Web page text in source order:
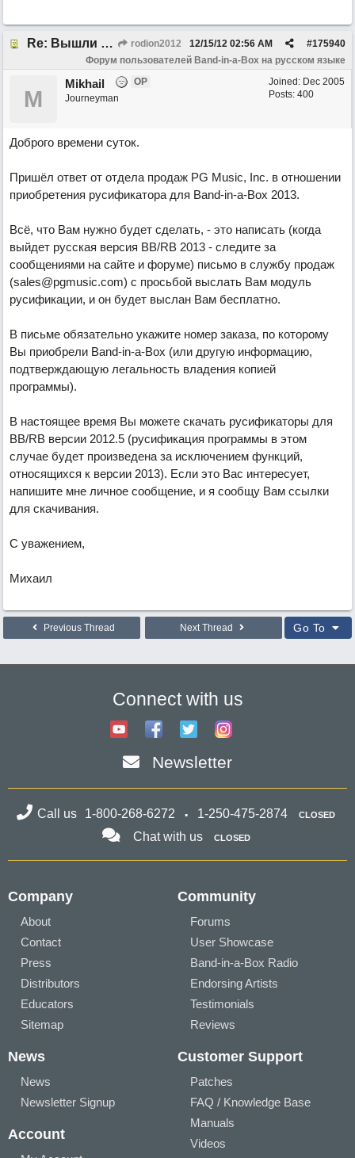
Re: Вышли Band-in-a-Box 2012.5 и RealBand 2012.5 на русском языке rodion2012 #175940
12/15/12 02:56 AM
Форум пользователей Band-in-a-Box на русском языке
Joined: Dec 2005
Posts: 400
M
Mikhail
OP
Journeyman
Доброго времени суток.
Пришёл ответ от отдела продаж PG Music, Inc. в отношении
приобретения русификатора для Band-in-a-Box 2013.
Всё, что Вам нужно будет сделать, - это написать (когда
выйдет русская версия BB/RB 2013 - следите за
сообщениями на сайте и форуме) письмо в службу продаж
(sales@pgmusic.com) с просьбой выслать Вам модуль
русификации, и он будет выслан Вам бесплатно.
В письме обязательно укажите номер заказа, по которому
Вы приобрели Band-in-a-Box (или другую информацию,
подтверждающую легальность владения копией
программы).
В настоящее время Вы можете скачать русификаторы для
BB/RB версии 2012.5 (русификация программы в этом
случае будет произведена за исключением функций,
относящихся к версии 2013). Если это Вас интересует,
напишите мне личное сообщение, и я сообщу Вам ссылки
для скачивания.
С уважением,
Михаил
Previous Thread Next Thread Go To
Connect with us
Newsletter
Call us 1-800-268-6272 1-250-475-2874 CLOSED
Chat with us CLOSED
Company
About
Contact
Press
Distributors
Educators
Sitemap
Community
Forums
User Showcase
Band-in-a-Box Radio
Endorsing Artists
Testimonials
Reviews
News
News
Newsletter Signup
Account
Customer Support
Patches
FAQ / Knowledge Base
Manuals
Videos